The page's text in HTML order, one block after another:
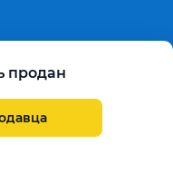
продан